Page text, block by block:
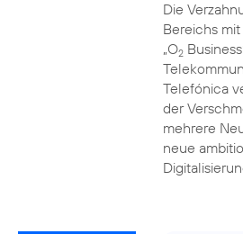
Die
Bereichs
„O2
Telefónica
der
mehrere
neue